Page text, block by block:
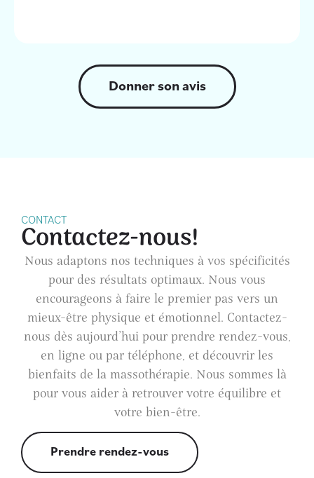
Donner son avis
CONTACT
Contactez-nous!
Nous adaptons nos techniques à vos spécificités
pour des résultats optimaux. Nous vous
encourageons à faire le premier pas vers un
mieux-être physique et émotionnel. Contactez-
nous dès aujourd’hui pour prendre rendez-vous,
en ligne ou par téléphone, et découvrir les
bienfaits de la massothérapie. Nous sommes là
pour vous aider à retrouver votre équilibre et
votre bien-être.
Prendre rendez-vous